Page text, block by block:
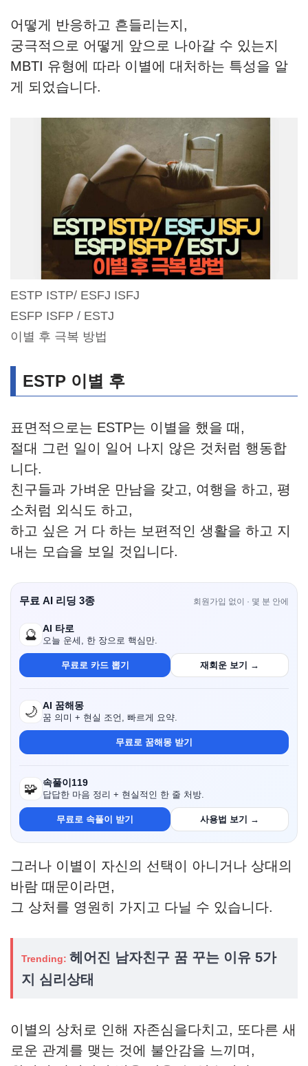
어떻게 반응하고 흔들리는지,
궁극적으로 어떻게 앞으로 나아갈 수 있는지
MBTI 유형에 따라 이별에 대처하는 특성을 알
게 되었습니다.
ESTP ISTP/ ESFJ ISFJ
ESFP ISFP / ESTJ
이별 후 극복 방법
ESTP 이별 후
표면적으로는 ESTP는 이별을 했을 때,
절대 그런 일이 일어 나지 않은 것처럼 행동합
니다.
친구들과 가벼운 만남을 갖고, 여행을 하고, 평
소처럼 외식도 하고,
하고 싶은 거 다 하는 보편적인 생활을 하고 지
내는 모습을 보일 것입니다.
무료 AI 리딩 3종 회원가입 없이 · 몇 분 안에
🔮 AI 타로
오늘 운세, 한 장으로 핵심만.
무료로 카드 뽑기 재회운 보기 →
🌙 AI 꿈해몽
꿈 의미 + 현실 조언, 빠르게 요약.
무료로 꿈해몽 받기
🧩 속풀이119
답답한 마음 정리 + 현실적인 한 줄 처방.
무료로 속풀이 받기 사용법 보기 →
그러나 이별이 자신의 선택이 아니거나 상대의
바람 때문이라면,
그 상처를 영원히 가지고 다닐 수 있습니다.
Trending: 헤어진 남자친구 꿈 꾸는 이유 5가
지 심리상태
이별의 상처로 인해 자존심을다치고, 또다른 새
로운 관계를 맺는 것에 불안감을 느끼며,